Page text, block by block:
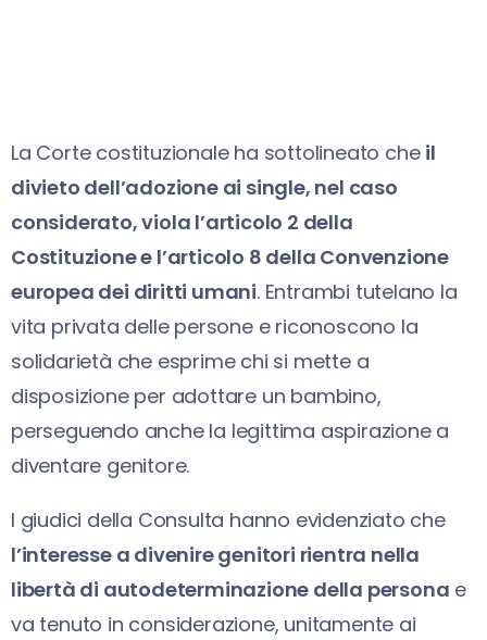
La Corte costituzionale ha sottolineato che il
divieto dell’adozione ai single, nel caso
considerato, viola l’articolo 2 della
Costituzione e l’articolo 8 della Convenzione
europea dei diritti umani. Entrambi tutelano la
vita privata delle persone e riconoscono la
solidarietà che esprime chi si mette a
disposizione per adottare un bambino,
perseguendo anche la legittima aspirazione a
diventare genitore.
I giudici della Consulta hanno evidenziato che
l’interesse a divenire genitori rientra nella
libertà di autodeterminazione della persona e
va tenuto in considerazione, unitamente ai